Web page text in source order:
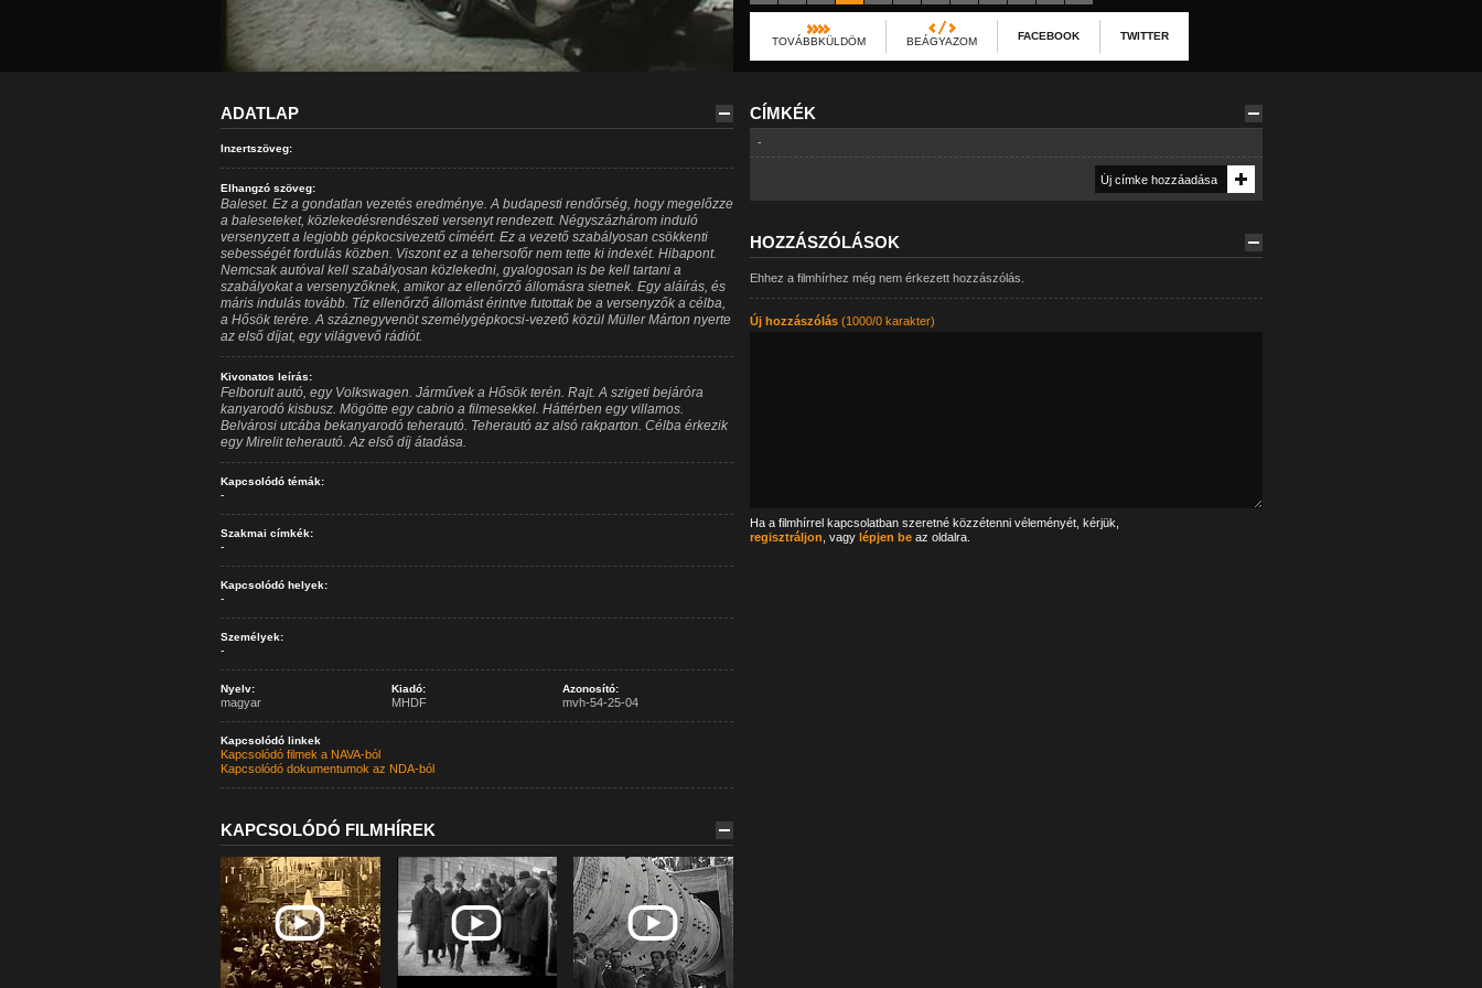
TOVÁBBKÜLDÖM BEÁGYAZOM FACEBOOK TWITTER
ADATLAP
Inzertszöveg:
Elhangzó szöveg:
Baleset. Ez a gondatlan vezetés eredménye. A budapesti rendőrség, hogy megelőzze
a baleseteket, közlekedésrendészeti versenyt rendezett. Négyszázhárom induló
versenyzett a legjobb gépkocsivezető címéért. Ez a vezető szabályosan csökkenti
sebességét fordulás közben. Viszont ez a tehersofőr nem tette ki indexét. Hibapont.
Nemcsak autóval kell szabályosan közlekedni, gyalogosan is be kell tartani a
szabályokat a versenyzőknek, amikor az ellenőrző állomásra sietnek. Egy aláírás, és
máris indulás tovább. Tíz ellenőrző állomást érintve futottak be a versenyzők a célba,
a Hősök terére. A száznegyvenöt személygépkocsi-vezető közül Müller Márton nyerte
az első díjat, egy világvevő rádiót.
Kivonatos leírás:
Felborult autó, egy Volkswagen. Járművek a Hősök terén. Rajt. A szigeti bejáróra
kanyarodó kisbusz. Mögötte egy cabrio a filmesekkel. Háttérben egy villamos.
Belvárosi utcába bekanyarodó teherautó. Teherautó az alsó rakparton. Célba érkezik
egy Mirelit teherautó. Az első díj átadása.
Kapcsolódó témák:
-
Szakmai címkék:
-
Kapcsolódó helyek:
-
Személyek:
-
Nyelv:
magyar
Kiadó:
MHDF
Azonosító:
mvh-54-25-04
Kapcsolódó linkek
Kapcsolódó filmek a NAVA-ból
Kapcsolódó dokumentumok az NDA-ból
KAPCSOLÓDÓ FILMHÍREK
CÍMKÉK
-
HOZZÁSZÓLÁSOK
Ehhez a filmhírhez még nem érkezett hozzászólás.
Új hozzászólás(1000/0 karakter)
Ha a filmhírrel kapcsolatban szeretné közzétenni véleményét, kérjük,
regisztráljon , vagy lépjen beaz oldalra.